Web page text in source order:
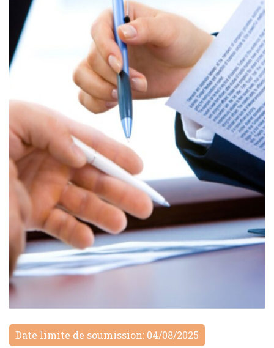
Date limite de soumission: 04/08/2025